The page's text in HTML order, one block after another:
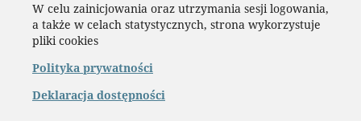
W celu zainicjowania oraz utrzymania sesji logowania,
a także w celach statystycznych, strona wykorzystuje
pliki cookies
Polityka prywatności
Deklaracja dostępności